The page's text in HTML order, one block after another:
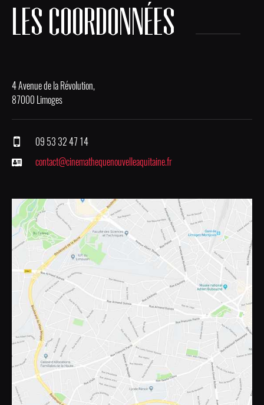
LES COORDONNÉES
4 Avenue de la Révolution,
87000 Limoges
09 53 32 47 14
contact@cinemathequenouvelleaquitaine.fr